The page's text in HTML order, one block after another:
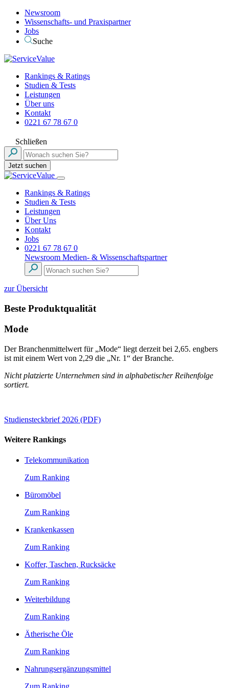
Newsroom
Wissenschafts- und Praxispartner
Jobs
Suche
Rankings & Ratings
Studien & Tests
Leistungen
Über uns
Kontakt
0221 67 78 67 0
Schließen
Jetzt suchen
Rankings & Ratings
Studien & Tests
Leistungen
Über Uns
Kontakt
Jobs
0221 67 78 67 0
Newsroom Medien- & Wissenschaftspartner
zur Übersicht
Beste Produktqualität
Mode
Der Branchenmittelwert für „Mode“ liegt derzeit bei 2,65. engbers
ist mit einem Wert von 2,29 die „Nr. 1“ der Branche.
Nicht platzierte Unternehmen sind in alphabetischer Reihenfolge
sortiert.
Studiensteckbrief 2026 (PDF)
Weitere Rankings
Telekommunikation
Zum Ranking
Büromöbel
Zum Ranking
Krankenkassen
Zum Ranking
Koffer, Taschen, Rucksäcke
Zum Ranking
Weiterbildung
Zum Ranking
Ätherische Öle
Zum Ranking
Nahrungsergänzungsmittel
Zum Ranking